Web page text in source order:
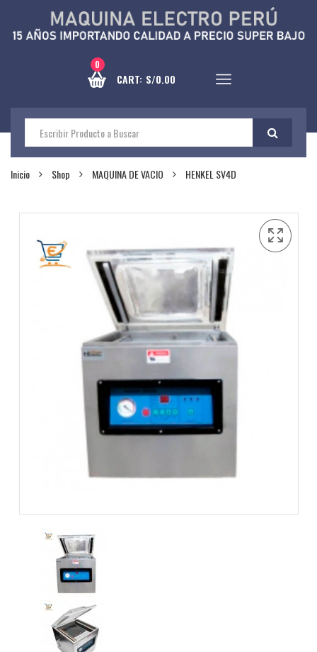
0
CART: S/0.00
Inicio Shop MAQUINA DE VACIO HENKEL SV4D